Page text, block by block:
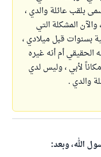
بلقب عائلة والدي ،
المشكلة التي
بسنوات قبل ميلادي ،
أم أنه غيره
لأبي ، وليس لدي
والدي .
الله، وبعد: